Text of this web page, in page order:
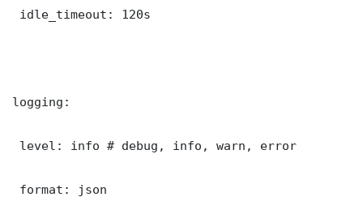
idle_timeout: 120s
logging:
level: info # debug, info, warn, error
format: json